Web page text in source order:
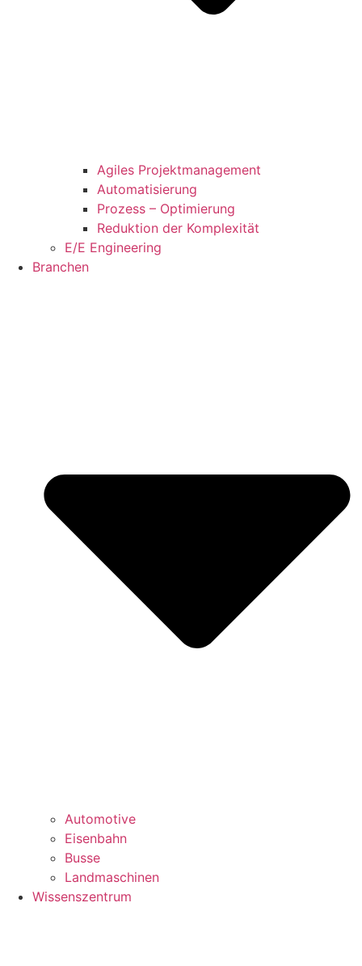
Agiles Projektmanagement
Automatisierung
Prozess – Optimierung
Reduktion der Komplexität
E/E Engineering
Branchen
Automotive
Eisenbahn
Busse
Landmaschinen
Wissenszentrum